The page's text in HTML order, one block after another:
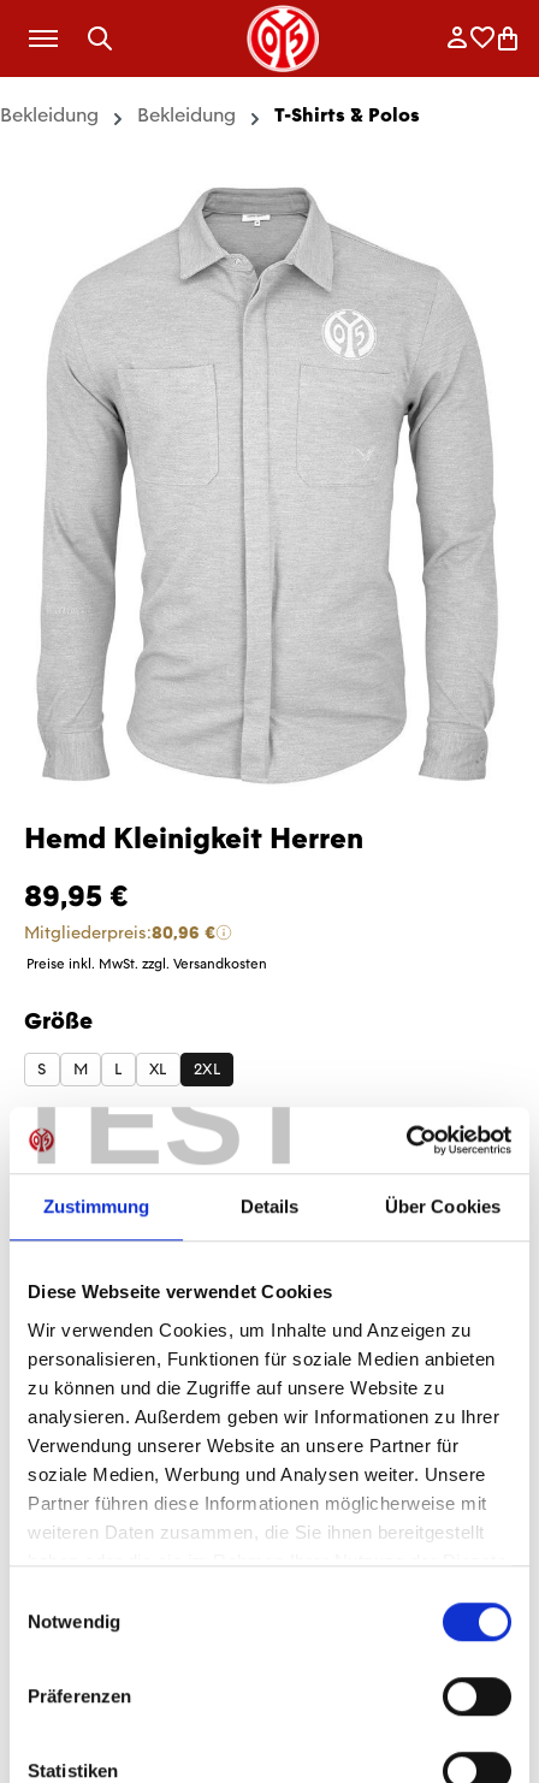
TEST
Zustimmung Details Über Cookies
Diese Webseite verwendet Cookies
Wir verwenden Cookies, um Inhalte und Anzeigen zu
personalisieren, Funktionen für soziale Medien anbieten
zu können und die Zugriffe auf unsere Website zu
analysieren. Außerdem geben wir Informationen zu Ihrer
Verwendung unserer Website an unsere Partner für
soziale Medien, Werbung und Analysen weiter. Unsere
Partner führen diese Informationen möglicherweise mit
weiteren Daten zusammen, die Sie ihnen bereitgestellt
haben oder die sie im Rahmen Ihrer Nutzung der Dienste
Notwendig
Präferenzen
Statistiken
Zum Hauptinhalt springen
Bekleidung Bekleidung T-Shirts & Polos
Hemd Kleinigkeit Herren
89,95 €
Mitgliederpreis:80,96 €
Preise inkl. MwSt. zzgl. Versandkosten
Größe
auswählen
S M L XL 2XL
Produkt Anzahl: Gib den gewünschten
Anzahl
Produktdetails
ÄHNLICHE PRODUKTE
99,95 €
T-Shirt Basic Herren